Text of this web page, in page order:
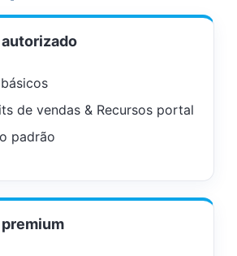
de vendas & Recursos portal
padrão